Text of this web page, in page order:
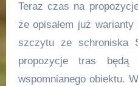
Teraz czas na
że opisałem już
szczytu ze schroniska
propozycje tras będą
wspomnianego obiektu.